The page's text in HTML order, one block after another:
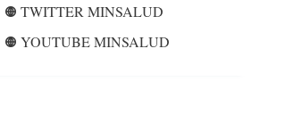
TWITTER MINSALUD
YOUTUBE MINSALUD